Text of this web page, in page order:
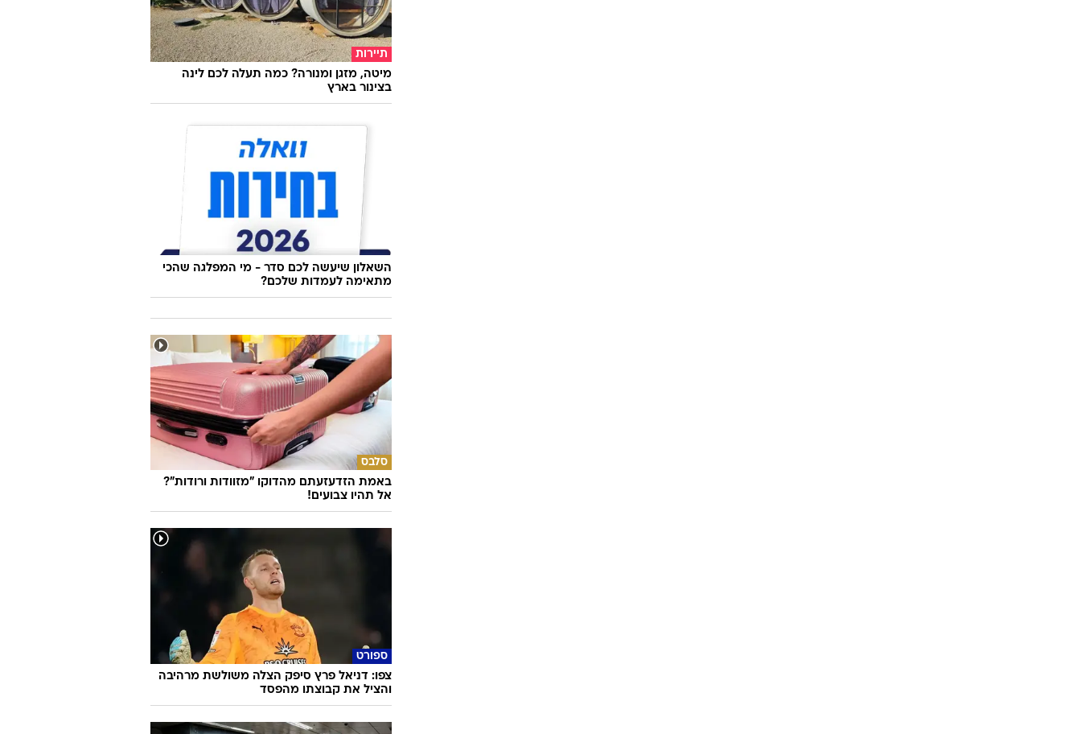
תיירות
מיטה, מזגן ומנורה? כמה תעלה לכם לינה
בצינור בארץ
השאלון שיעשה לכם סדר - מי המפלגה שהכי
מתאימה לעמדות שלכם?
סלבס
באמת הזדעזעתם מהדוקו "מזוודות ורודות"?
אל תהיו צבועים!
ספורט
צפו: דניאל פרץ סיפק הצלה משולשת מרהיבה
והציל את קבוצתו מהפסד